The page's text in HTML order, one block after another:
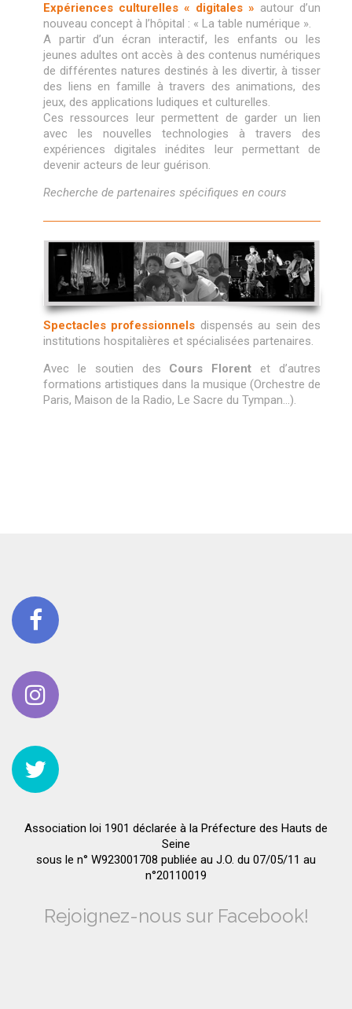
Expériences culturelles « digitales » autour d’un
nouveau concept à l’hôpital : « La table numérique ».
A partir d’un écran interactif, les enfants ou les
jeunes adultes ont accès à des contenus numériques
de différentes natures destinés à les divertir, à tisser
des liens en famille à travers des animations, des
jeux, des applications ludiques et culturelles.
Ces ressources leur permettent de garder un lien
avec les nouvelles technologies à travers des
expériences digitales inédites leur permettant de
devenir acteurs de leur guérison.
Recherche de partenaires spécifiques en cours
Spectacles professionnels dispensés au sein des
institutions hospitalières et spécialisées partenaires.
Avec le soutien des Cours Florent et d’autres
formations artistiques dans la musique (Orchestre de
Paris, Maison de la Radio, Le Sacre du Tympan…).
Association loi 1901 déclarée à la Préfecture des Hauts de
Seine
sous le n° W923001708 publiée au J.O. du 07/05/11 au
n°20110019
Rejoignez-nous sur Facebook!